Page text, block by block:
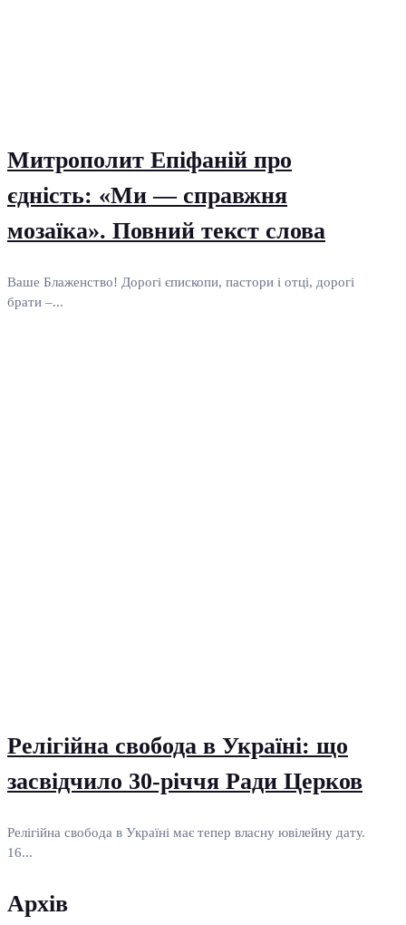
Митрополит Епіфаній про
єдність: «Ми — справжня
мозаїка». Повний текст слова
Ваше Блаженство! Дорогі єпископи, пастори і отці, дорогі
брати –...
Релігійна свобода в Україні: що
засвідчило 30-річчя Ради Церков
Релігійна свобода в Україні має тепер власну ювілейну дату.
16...
Архів